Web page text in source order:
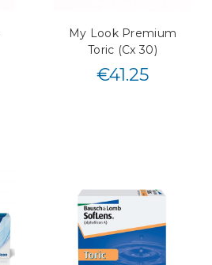
My Look Premium
Toric (Cx 30)
€41.25